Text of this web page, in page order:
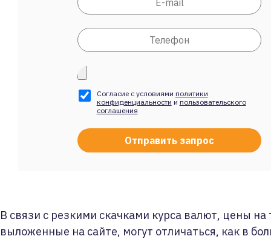
Согласие с условиями политики
конфиденциальности и пользовательского
соглашения
В связи с резкими скачками курса валют, цены на
выложенные на сайте, могут отличаться, как в